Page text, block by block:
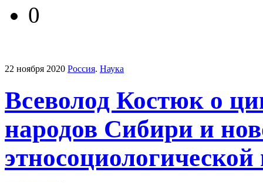
0
22 ноября 2020 Россия. Наука
Всеволод Костюк о
народов Сибири и